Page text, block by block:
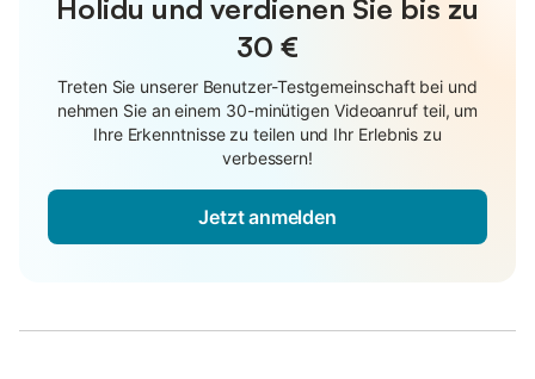
Holidu und verdienen Sie bis zu
30 €
Treten Sie unserer Benutzer-Testgemeinschaft bei und
nehmen Sie an einem 30-minütigen Videoanruf teil, um
Ihre Erkenntnisse zu teilen und Ihr Erlebnis zu
verbessern!
Jetzt anmelden